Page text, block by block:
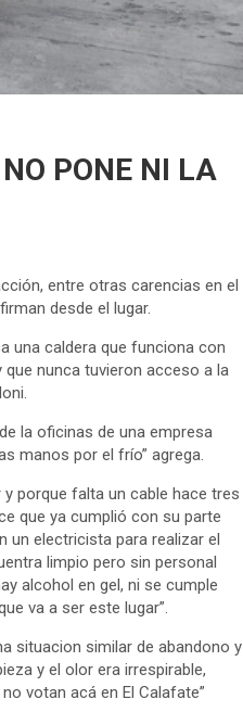
PONE NI LA
entre otras carencias en el
desde el lugar.
una caldera que funciona con
nunca tuvieron acceso a la
la oficinas de una empresa
manos por el frío” agrega.
porque falta un cable hace tres
que ya cumplió con su parte
un electricista para realizar el
limpio pero sin personal
alcohol en gel, ni se cumple
va a ser este lugar”.
situacion similar de abandono y
y el olor era irrespirable,
votan acá en El Calafate”